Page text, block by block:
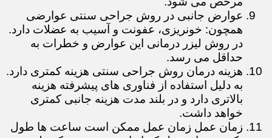
عوارض جانبی در روش جراحی سنتی عوارضی
همچون: خونریزی، عفونت و آسیب به عضلات دارد.
در روش لیزر درمانی این عوارض و خطرات به
حداقل می رسد.
هزینه درمان روش جراحی سنتی هزینه کمتری دارد.
به دلیل استفاده از فناوری های پیشرفته هزینه
بالاتری دارد و در بلند مدت هزینه جانبی کمتری
خواهد داشت.
زمان عمل زمان عمل ممکن است ساعت ها طول